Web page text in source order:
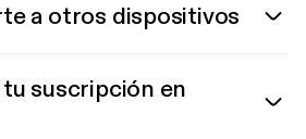
a otros dispositivos
suscripción en